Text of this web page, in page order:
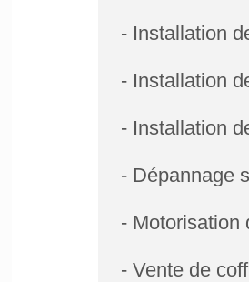
- Installation
- Installation
- Installation
- Dépannage
- Motorisation
- Vente de